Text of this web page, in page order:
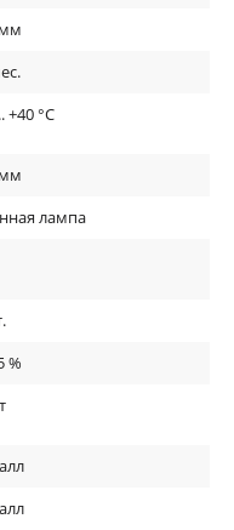
мм
+40 °C
мм
лампа
%